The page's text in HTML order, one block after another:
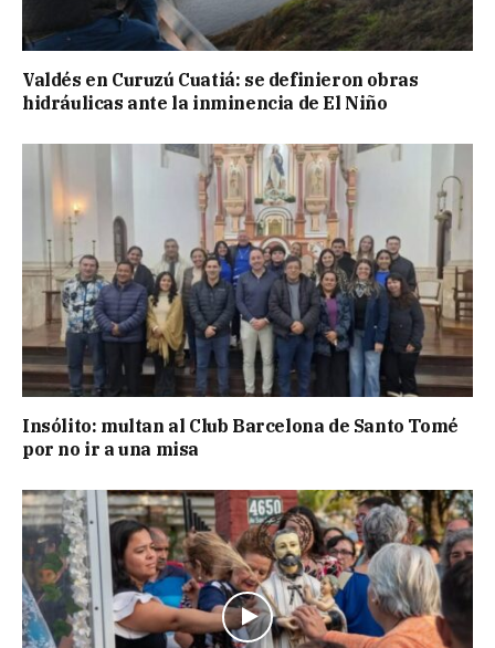
Valdés en Curuzú Cuatiá: se definieron obras
hidráulicas ante la inminencia de El Niño
Insólito: multan al Club Barcelona de Santo Tomé
por no ir a una misa